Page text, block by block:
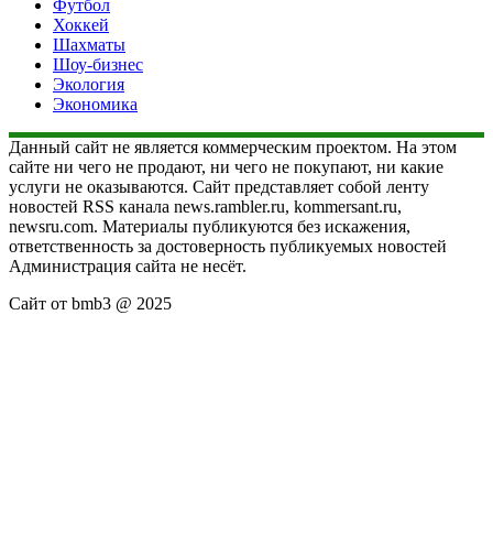
Футбол
Хоккей
Шахматы
Шоу-бизнес
Экология
Экономика
Данный сайт не является коммерческим проектом. На этом
сайте ни чего не продают, ни чего не покупают, ни какие
услуги не оказываются. Сайт представляет собой ленту
новостей RSS канала news.rambler.ru, kommersant.ru,
newsru.com. Материалы публикуются без искажения,
ответственность за достоверность публикуемых новостей
Администрация сайта не несёт.
Сайт от bmb3 @ 2025